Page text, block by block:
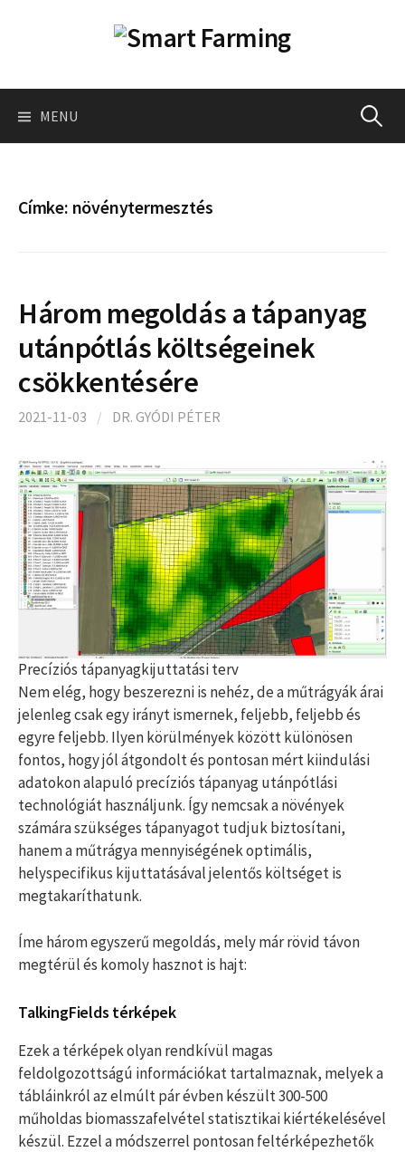
MENU
Címke: növénytermesztés
Három megoldás a tápanyag
utánpótlás költségeinek
csökkentésére
2021-11-03 / DR. GYÓDI PÉTER
Precíziós tápanyagkijuttatási terv
Nem elég, hogy beszerezni is nehéz, de a műtrágyák árai
jelenleg csak egy irányt ismernek, feljebb, feljebb és
egyre feljebb. Ilyen körülmények között különösen
fontos, hogy jól átgondolt és pontosan mért kiindulási
adatokon alapuló precíziós tápanyag utánpótlási
technológiát használjunk. Így nemcsak a növények
számára szükséges tápanyagot tudjuk biztosítani,
hanem a műtrágya mennyiségének optimális,
helyspecifikus kijuttatásával jelentős költséget is
megtakaríthatunk.
Íme három egyszerű megoldás, mely már rövid távon
megtérül és komoly hasznot is hajt:
TalkingFields térképek
Ezek a térképek olyan rendkívül magas
feldolgozottságú információkat tartalmaznak, melyek a
tábláinkról az elmúlt pár évben készült 300-500
műholdas biomasszafelvétel statisztikai kiértékelésével
készül. Ezzel a módszerrel pontosan feltérképezhetők